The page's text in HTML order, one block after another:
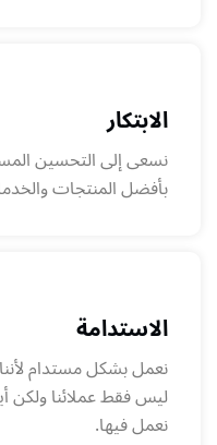
الابتكار
نسعى إلى التحسين
بأفضل المنتجات
الاستدامة
نعمل بشكل مستدام
ليس فقط عملائنا ولكن
نعمل فيها.